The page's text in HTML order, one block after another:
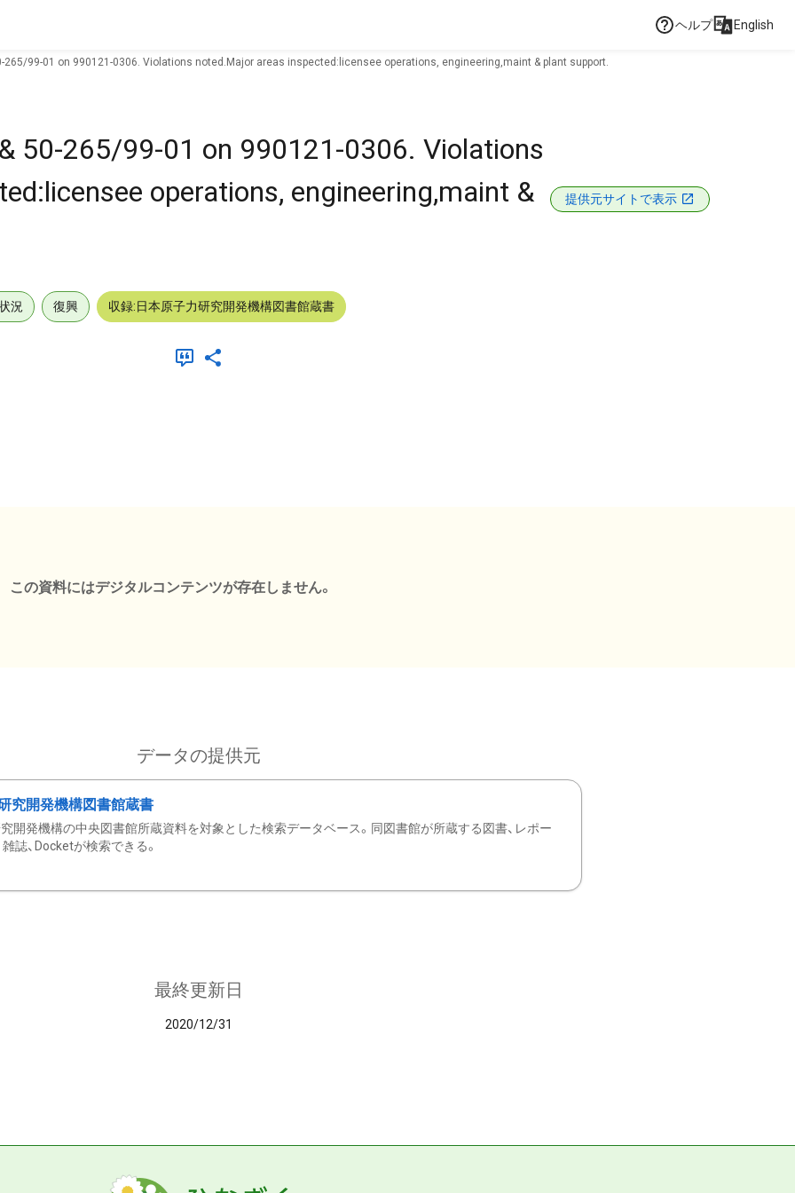
ヘルプ English
265/99-01 on 990121-0306. Violations noted.Major areas inspected:licensee operations, engineering,maint & plant support.
50-265/99-01 on 990121-0306. Violations
operations, engineering,maint &
提供元サイトで表示
況 復興 収録:日本原子力研究開発機構図書館蔵書
この資料にはデジタルコンテンツが存在しません。
データの提供元
究開発機構図書館蔵書
開発機構の中央図書館所蔵資料を対象とした検索データベース。同図書館が所蔵する図書、レポー
雑誌、Docketが検索できる。
最終更新日
2020/12/31